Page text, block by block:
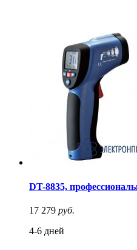
DT-8835,
17 279 руб.
4-6 дней